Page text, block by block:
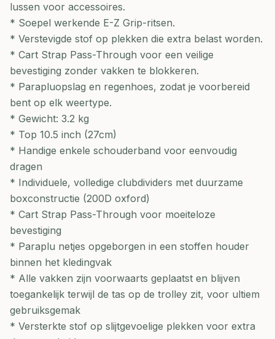
lussen voor accessoires.
* Soepel werkende E-Z Grip-ritsen.
* Verstevigde stof op plekken die extra belast worden.
* Cart Strap Pass-Through voor een veilige
bevestiging zonder vakken te blokkeren.
* Parapluopslag en regenhoes, zodat je voorbereid
bent op elk weertype.
* Gewicht: 3.2 kg
* Top 10.5 inch (27cm)
* Handige enkele schouderband voor eenvoudig
dragen
* Individuele, volledige clubdividers met duurzame
boxconstructie (200D oxford)
* Cart Strap Pass-Through voor moeiteloze
bevestiging
* Paraplu netjes opgeborgen in een stoffen houder
binnen het kledingvak
* Alle vakken zijn voorwaarts geplaatst en blijven
toegankelijk terwijl de tas op de trolley zit, voor ultiem
gebruiksgemak
* Versterkte stof op slijtgevoelige plekken voor extra